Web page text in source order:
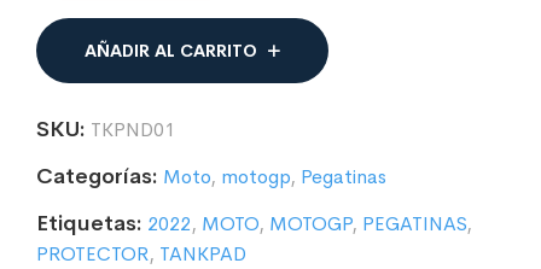
DEPÓSITO
DE
MOTO
MONSTER
TANKPAD
AÑADIR AL CARRITO
SKU: TKPND01
Categorías: Moto, motogp, Pegatinas
Etiquetas: 2022, MOTO, MOTOGP, PEGATINAS,
PROTECTOR, TANKPAD